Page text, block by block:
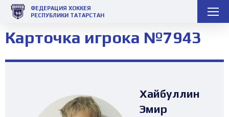
ФЕДЕРАЦИЯ ХОККЕЯ
РЕСПУБЛИКИ ТАТАРСТАН
Карточка игрока №7943
Хайбуллин
Эмир